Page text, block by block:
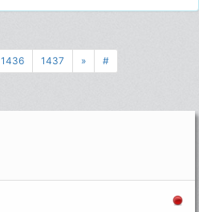
1436 1437 » #